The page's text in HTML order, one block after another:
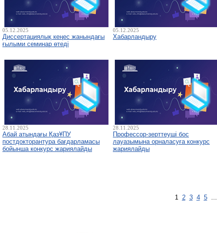
05.12.2025
Диссертациялық кеңес жанындағы
ғылыми семинар өтеді
05.12.2025
Хабарландыру
28.11.2025
Абай атындағы ҚазҰПУ
постдокторантура бағдарламасы
бойынша конкурс жариялайды
28.11.2025
Профессор-зерттеуші бос
лауазымына орналасуға конкурс
жариялайды
1 2 3 4 5